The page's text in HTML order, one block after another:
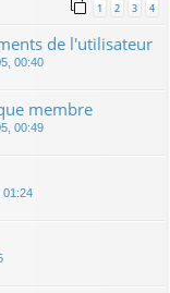
1 2 3 4
de l'utilisateur
00:40
membre
00:49
01:24